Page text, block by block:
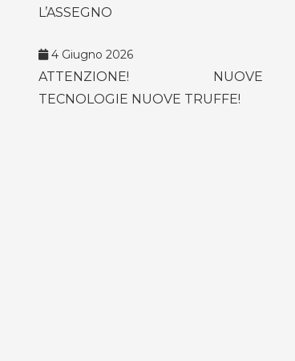
L’ASSEGNO
4 Giugno 2026
ATTENZIONE! NUOVE
TECNOLOGIE NUOVE TRUFFE!